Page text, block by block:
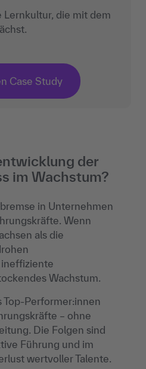
Lernkultur, die mit dem
Case Study
der
im Wachstum?
in Unternehmen
Wenn
als die
Wachstum.
Top-Performer:innen
– ohne
Die Folgen sind
Führung und im
wertvoller Talente.